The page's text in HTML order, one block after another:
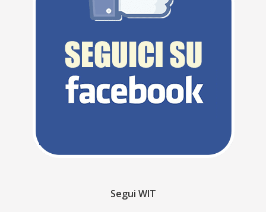
Segui WIT